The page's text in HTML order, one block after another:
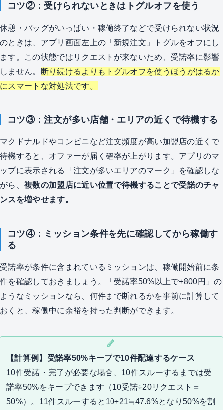
コツ②：受けられないときはトグルオフを使う
休憩・バッグがいっぱい・稼働終了などで受けられない状況
のときは、アプリ画面左上の「新規注文」トグルをオフにし
ます。この状態ではリクエストが来ないため、受諾率に影響
しません。 断り続けるよりもトグルオフを使うほうがはるか
にスマートな対処法です。
コツ③：注文が多い店舗・エリアの近くで待機する
マクドナルドやコンビニなど注文頻度が高い加盟店の近くで
待機すると、オファーが届く確率が上がります。アプリのマ
ップに表示される「注文が多いエリアのマーク」を確認しな
がら、 複数の加盟店に近い位置で待機することで受諾のチャ
ンスを増やせます。
コツ④：ミッション条件を先に確認してから稼働す
る
受諾率が条件に含まれているミッションは、稼働開始前に条
件を確認しておきましょう。「受諾率50%以上で+800円」の
ようなミッションなら、何件まで断れるかを事前に計算して
おくと、稼働中に余裕を持った判断ができます。
【計算例】受諾率50%キープで10件配達するケース
10件受諾・完了が必要な場合、10件スルーするまでは受
諾率50%をキープできます（10受諾÷20リクエスト＝
50%）。11件スルーすると10÷21≒47.6%となり50%を割